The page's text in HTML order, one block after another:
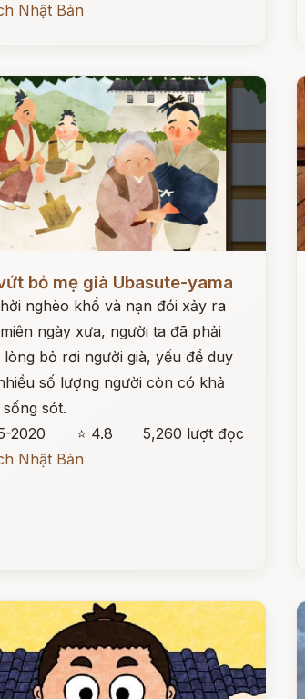
Nhật Bản
bỏ mẹ già Ubasute-yama
nghèo khổ và nạn đói xảy ra
ngày xưa, người ta đã phải
lòng bỏ rơi người già, yếu để duy
số lượng người còn có khả
sót.
2020
⭐ 4.8
5,260 lượt đọc
Nhật Bản